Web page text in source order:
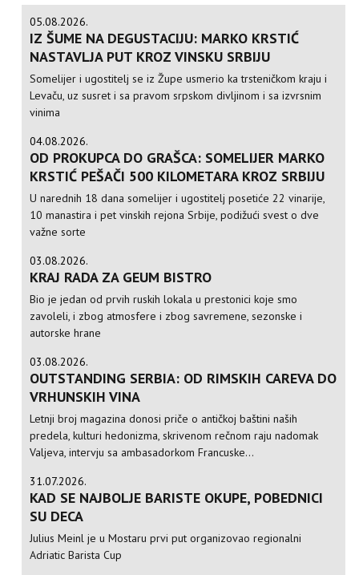
05.08.2026.
IZ ŠUME NA DEGUSTACIJU: MARKO KRSTIĆ
NASTAVLJA PUT KROZ VINSKU SRBIJU
Somelijer i ugostitelj se iz Župe usmerio ka trsteničkom kraju i
Levaču, uz susret i sa pravom srpskom divljinom i sa izvrsnim
vinima
04.08.2026.
OD PROKUPCA DO GRAŠCA: SOMELIJER MARKO
KRSTIĆ PEŠAČI 500 KILOMETARA KROZ SRBIJU
U narednih 18 dana somelijer i ugostitelj posetiće 22 vinarije,
10 manastira i pet vinskih rejona Srbije, podižući svest o dve
važne sorte
03.08.2026.
KRAJ RADA ZA GEUM BISTRO
Bio je jedan od prvih ruskih lokala u prestonici koje smo
zavoleli, i zbog atmosfere i zbog savremene, sezonske i
autorske hrane
03.08.2026.
OUTSTANDING SERBIA: OD RIMSKIH CAREVA DO
VRHUNSKIH VINA
Letnji broj magazina donosi priče o antičkoj baštini naših
predela, kulturi hedonizma, skrivenom rečnom raju nadomak
Valjeva, intervju sa ambasadorkom Francuske...
31.07.2026.
KAD SE NAJBOLJE BARISTE OKUPE, POBEDNICI
SU DECA
Julius Meinl je u Mostaru prvi put organizovao regionalni
Adriatic Barista Cup